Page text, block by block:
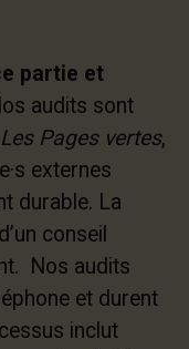
partie et
audits sont
Pages vertes,
externes
durable. La
conseil
Nos audits
et durent
inclut